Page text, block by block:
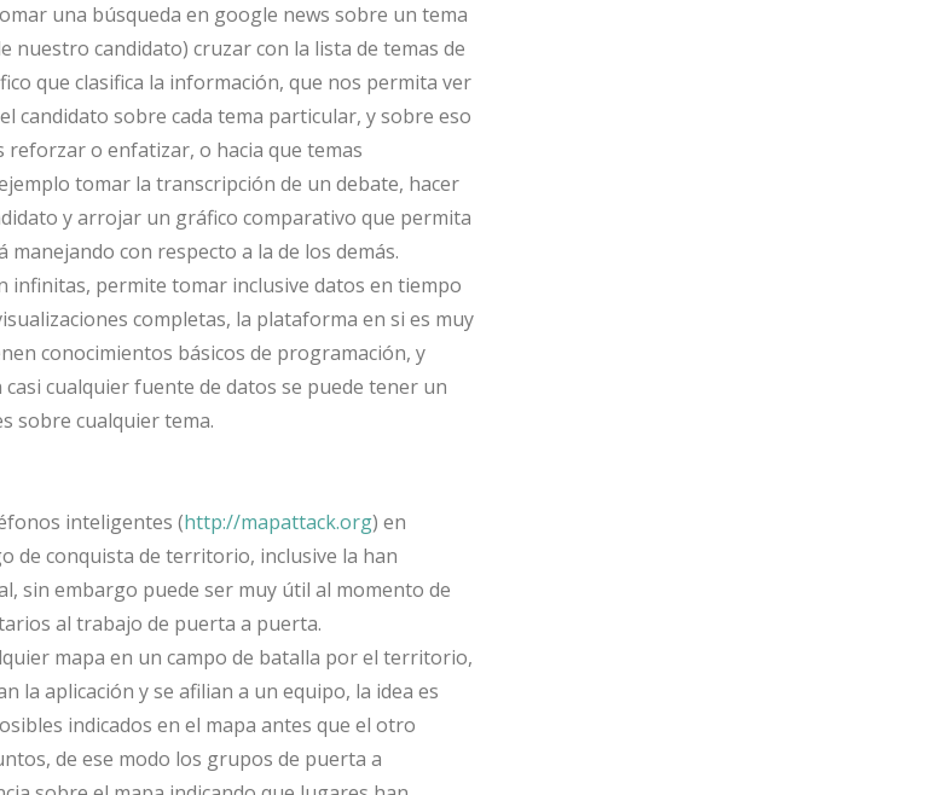
una búsqueda en google news sobre un tema
nuestro candidato) cruzar con la lista de temas de
que clasifica la información, que nos permita ver
candidato sobre cada tema particular, y sobre eso
o enfatizar, o hacia que temas
tomar la transcripción de un debate, hacer
y arrojar un gráfico comparativo que permita
con respecto a la de los demás.
infinitas, permite tomar inclusive datos en tiempo
completas, la plataforma en si es muy
conocimientos básicos de programación, y
cualquier fuente de datos se puede tener un
sobre cualquier tema.
inteligentes (http://mapattack.org) en
de conquista de territorio, inclusive la han
sin embargo puede ser muy útil al momento de
al trabajo de puerta a puerta.
mapa en un campo de batalla por el territorio,
la aplicación y se afilian a un equipo, la idea es
indicados en el mapa antes que el otro
de ese modo los grupos de puerta a